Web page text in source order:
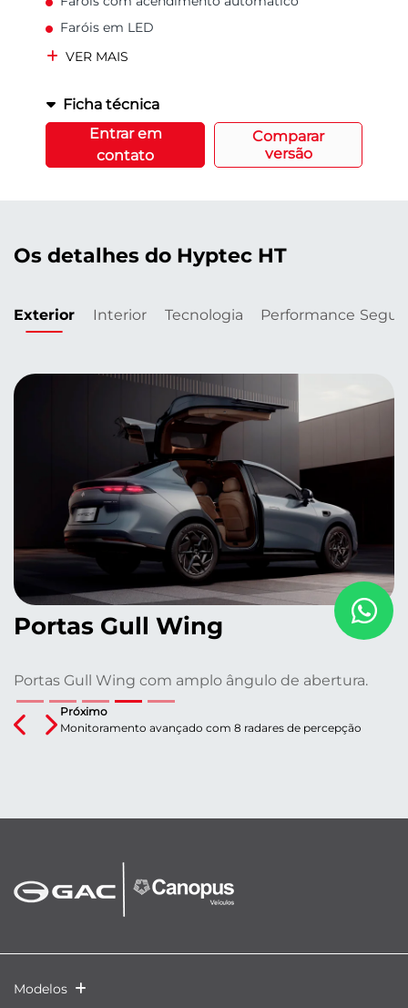
Faróis em LED
VER MAIS
Ficha técnica
Entrar em
contato
Comparar
versão
Os detalhes do Hyptec HT
Exterior Interior Tecnologia Performance
Portas Gull Wing
Portas Gull Wing com amplo ângulo de abertura.
Previous
Next
Próximo
Monitoramento avançado com 8 radares de percepção
Modelos